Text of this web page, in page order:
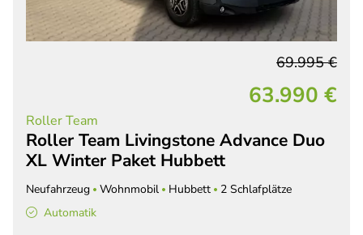
Roller Team
Roller Team Livingstone Advance Duo
XL Winter Paket Hubbett
Neufahrzeug Wohnmobil Hubbett 2 Schlafplätze
63.990 €
69.995 €
Automatik